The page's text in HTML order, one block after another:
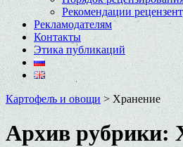
Рекомендации
Рекламодателям
Контакты
Этика публикаций
Картофель и овощи > Хранение
Архив рубрики: